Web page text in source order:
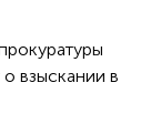
взыскании в